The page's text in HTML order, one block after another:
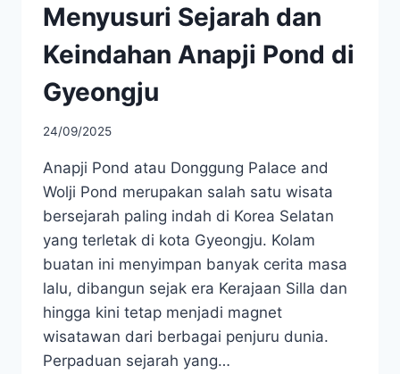
Menyusuri Sejarah dan
Keindahan Anapji Pond di
Gyeongju
24/09/2025
Anapji Pond atau Donggung Palace and
Wolji Pond merupakan salah satu wisata
bersejarah paling indah di Korea Selatan
yang terletak di kota Gyeongju. Kolam
buatan ini menyimpan banyak cerita masa
lalu, dibangun sejak era Kerajaan Silla dan
hingga kini tetap menjadi magnet
wisatawan dari berbagai penjuru dunia.
Perpaduan sejarah yang…